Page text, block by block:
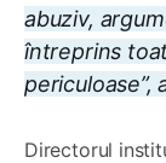
abuziv,
întreprins
periculoase”,
Directorul